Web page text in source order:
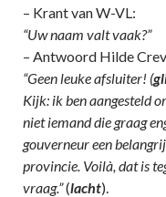
– Krant van W-VL:
“Uw naam valt vaak?”
– Antwoord Hilde
“Geen leuke afsluiter! (
Kijk: ik ben aangesteld
niet iemand die graag
gouverneur een
provincie. Voilà, dat is
vraag.”(lacht).